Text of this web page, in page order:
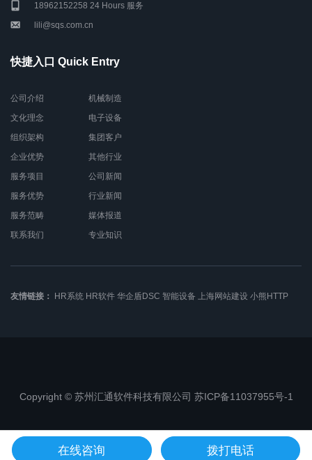
18962152258 24 Hours 服务
lili@sqs.com.cn
快捷入口 Quick Entry
公司介绍
文化理念
组织架构
企业优势
服务项目
服务优势
服务范畴
联系我们
机械制造
电子设备
集团客户
其他行业
公司新闻
行业新闻
媒体报道
专业知识
友情链接： HR系统 HR软件 华企盾DSC 智能设备 上海网站建设 小熊HTTP
Copyright © 苏州汇通软件科技有限公司 苏ICP备11037955号-1
苏公网安备32050802010368
在线咨询 拨打电话